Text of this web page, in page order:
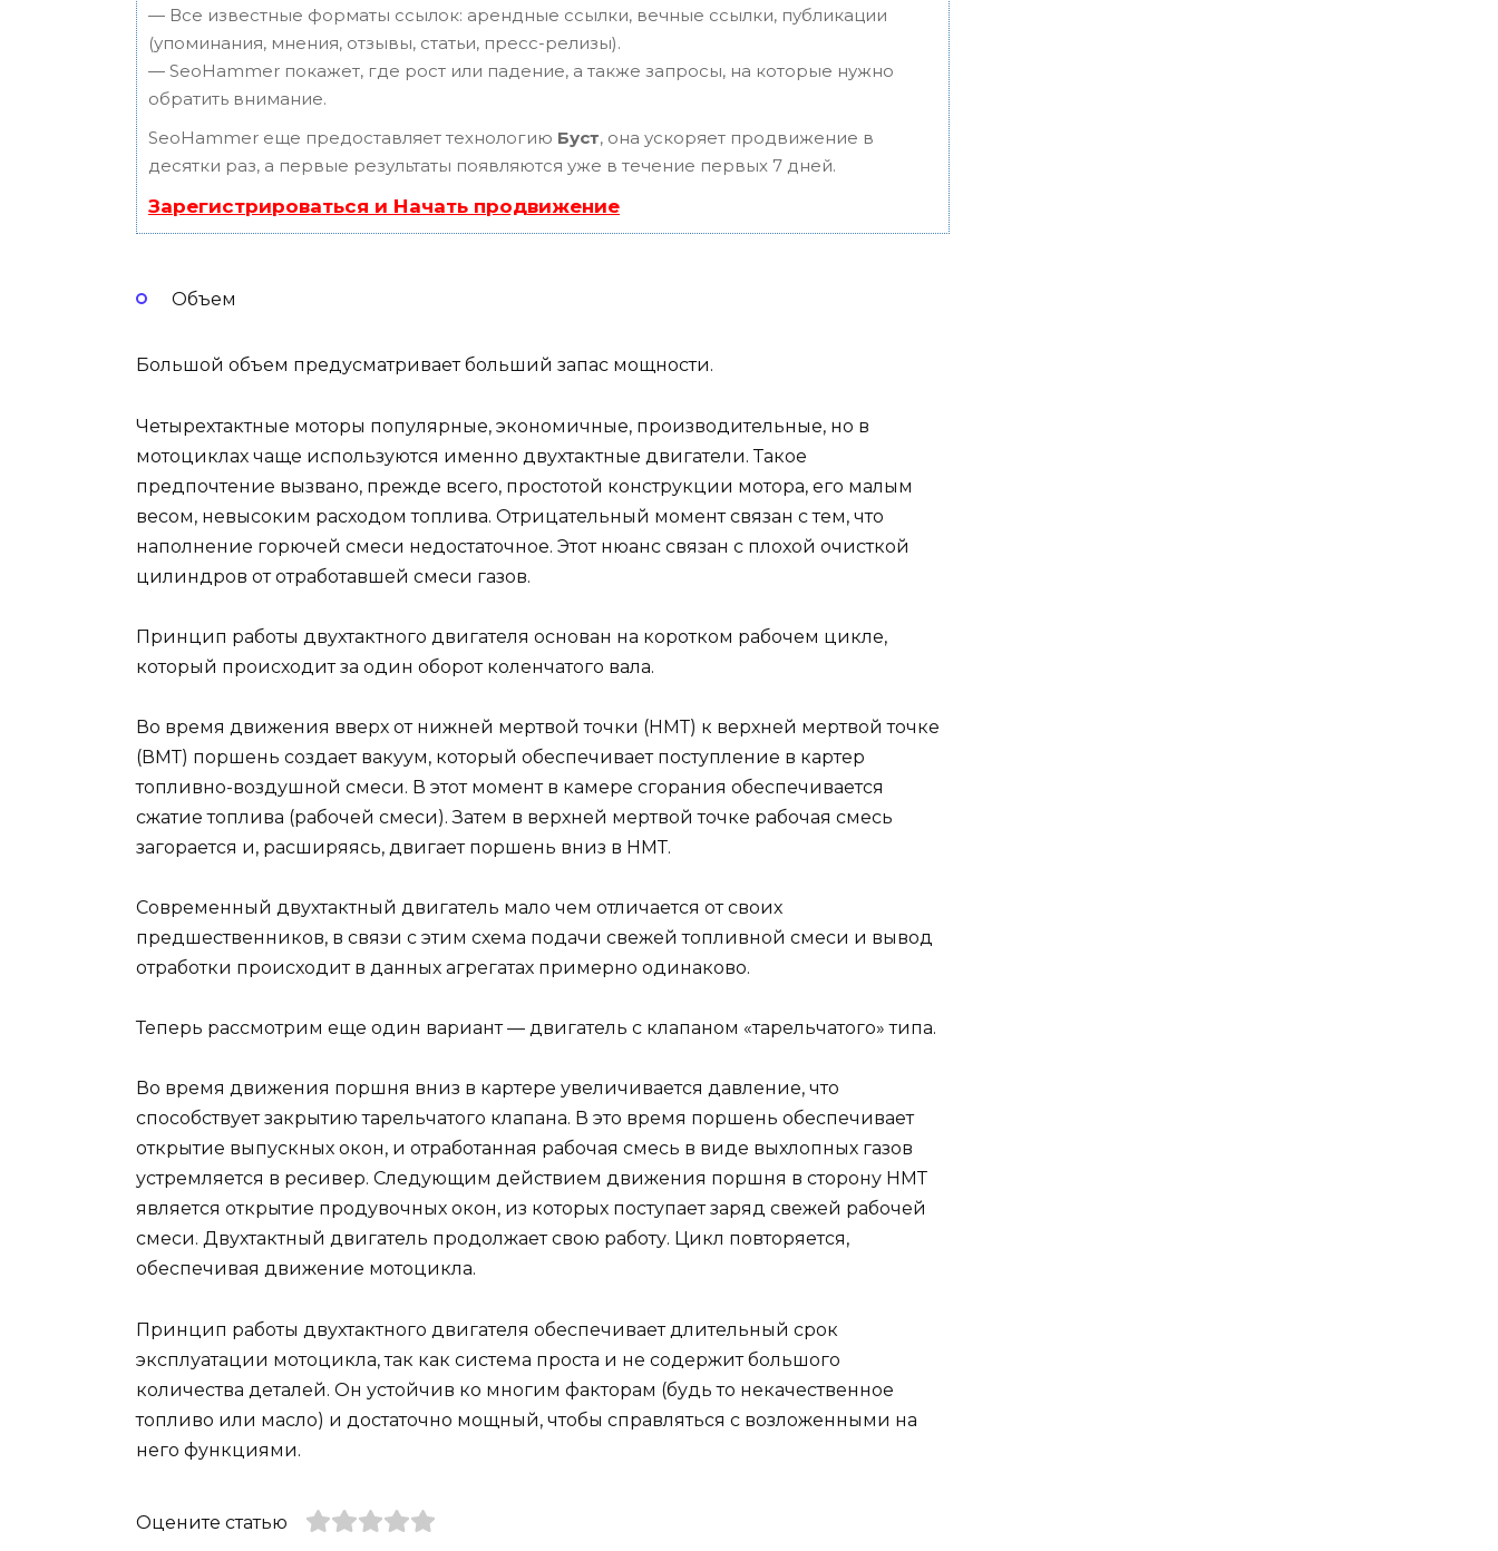
— Все известные форматы ссылок: арендные ссылки, вечные ссылки, публикации
(упоминания, мнения, отзывы, статьи, пресс-релизы).
— SeoHammer покажет, где рост или падение, а также запросы, на которые нужно
обратить внимание.
SeoHammer еще предоставляет технологию Буст, она ускоряет продвижение в
десятки раз, а первые результаты появляются уже в течение первых 7 дней.
Зарегистрироваться и Начать продвижение
Объем
Большой объем предусматривает больший запас мощности.
Четырехтактные моторы популярные, экономичные, производительные, но в
мотоциклах чаще используются именно двухтактные двигатели. Такое
предпочтение вызвано, прежде всего, простотой конструкции мотора, его малым
весом, невысоким расходом топлива. Отрицательный момент связан с тем, что
наполнение горючей смеси недостаточное. Этот нюанс связан с плохой очисткой
цилиндров от отработавшей смеси газов.
Принцип работы двухтактного двигателя основан на коротком рабочем цикле,
который происходит за один оборот коленчатого вала.
Во время движения вверх от нижней мертвой точки (НМТ) к верхней мертвой точке
(ВМТ) поршень создает вакуум, который обеспечивает поступление в картер
топливно-воздушной смеси. В этот момент в камере сгорания обеспечивается
сжатие топлива (рабочей смеси). Затем в верхней мертвой точке рабочая смесь
загорается и, расширяясь, двигает поршень вниз в НМТ.
Современный двухтактный двигатель мало чем отличается от своих
предшественников, в связи с этим схема подачи свежей топливной смеси и вывод
отработки происходит в данных агрегатах примерно одинаково.
Теперь рассмотрим еще один вариант — двигатель с клапаном «тарельчатого» типа.
Во время движения поршня вниз в картере увеличивается давление, что
способствует закрытию тарельчатого клапана. В это время поршень обеспечивает
открытие выпускных окон, и отработанная рабочая смесь в виде выхлопных газов
устремляется в ресивер. Следующим действием движения поршня в сторону НМТ
является открытие продувочных окон, из которых поступает заряд свежей рабочей
смеси. Двухтактный двигатель продолжает свою работу. Цикл повторяется,
обеспечивая движение мотоцикла.
Принцип работы двухтактного двигателя обеспечивает длительный срок
эксплуатации мотоцикла, так как система проста и не содержит большого
количества деталей. Он устойчив ко многим факторам (будь то некачественное
топливо или масло) и достаточно мощный, чтобы справляться с возложенными на
него функциями.
Оцените статью